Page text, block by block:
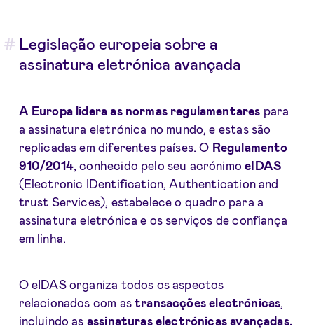
Legislação europeia sobre a
assinatura eletrónica avançada
A Europa lidera as normas regulamentares para
a assinatura eletrónica no mundo, e estas são
replicadas em diferentes países. O Regulamento
910/2014, conhecido pelo seu acrónimoeIDAS
(Electronic IDentification, Authentication and
trust Services), estabelece o quadro para a
assinatura eletrónica e os serviços de confiança
em linha.
O eIDAS organiza todos os aspectos
relacionados com astransacções electrónicas,
incluindo as assinaturas electrónicas avançadas.